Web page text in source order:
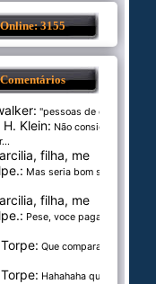
Online: 3155
Comentários
"pessoas de cer...
Klein: Não consigo
filha, me
Mas seria bom se
filha, me
Pese, voce paga
Que comparação
Hahahaha que